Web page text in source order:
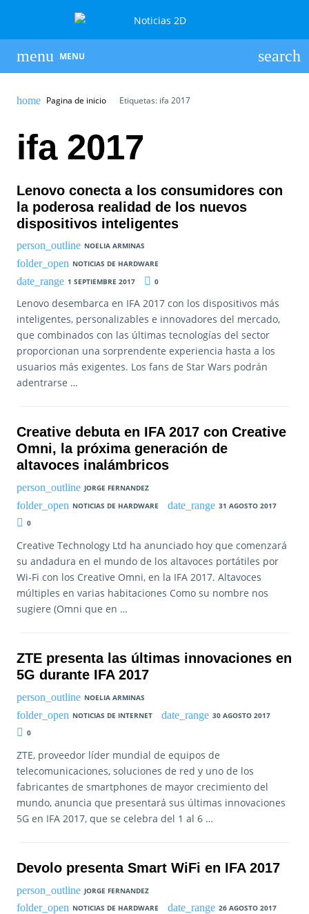
MENU
Pagina de inicio Etiquetas: ifa 2017
ifa 2017
Lenovo conecta a los consumidores con
la poderosa realidad de los nuevos
dispositivos inteligentes
NOELIA ARMINAS
NOTICIAS DE HARDWARE
1 SEPTIEMBRE 2017
0
Lenovo desembarca en IFA 2017 con los dispositivos más
inteligentes, personalizables e innovadores del mercado,
que combinados con las últimas tecnologías del sector
proporcionan una sorprendente experiencia hasta a los
usuarios más exigentes. Los fans de Star Wars podrán
adentrarse …
Creative debuta en IFA 2017 con Creative
Omni, la próxima generación de
altavoces inalámbricos
JORGE FERNANDEZ
NOTICIAS DE HARDWARE
31 AGOSTO 2017
0
Creative Technology Ltd ha anunciado hoy que comenzará
su andadura en el mundo de los altavoces portátiles por
Wi-Fi con los Creative Omni, en la IFA 2017. Altavoces
múltiples en varias habitaciones Como su nombre nos
sugiere (Omni que en …
ZTE presenta las últimas innovaciones en
5G durante IFA 2017
NOELIA ARMINAS
NOTICIAS DE INTERNET
30 AGOSTO 2017
0
ZTE, proveedor líder mundial de equipos de
telecomunicaciones, soluciones de red y uno de los
fabricantes de smartphones de mayor crecimiento del
mundo, anuncia que presentará sus últimas innovaciones
5G en IFA 2017, que se celebra del 1 al 6 …
Devolo presenta Smart WiFi en IFA 2017
JORGE FERNANDEZ
NOTICIAS DE HARDWARE
26 AGOSTO 2017